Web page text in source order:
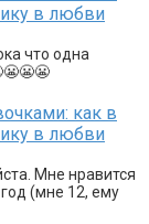
в любви
что одна
как в
в любви
Мне нравится
(мне 12, ему